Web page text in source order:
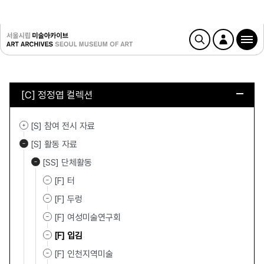
[C] 정정엽 컬렉션
[S] 참여 전시 자료
[S] 활동 자료
[SS] 단체활동
[F] 터
[F] 두렁
[F] 여성미술연구회
[F] 입김
[F] 인천지역미술